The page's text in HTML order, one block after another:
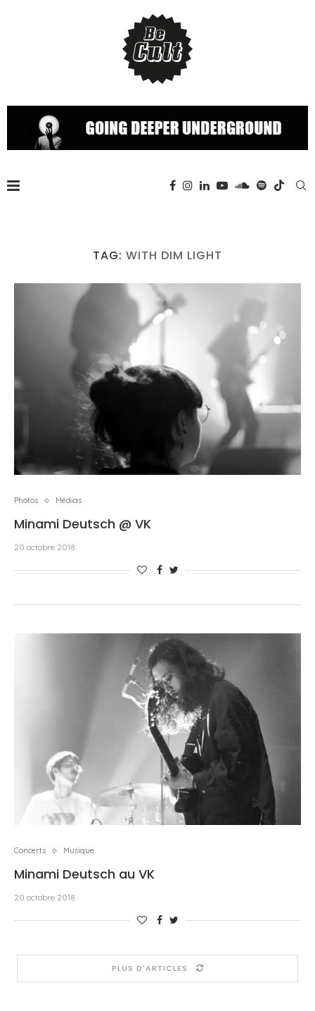
TAG: WITH DIM LIGHT
Photos Médias
Minami Deutsch @ VK
20 octobre 2018
Concerts Musique
Minami Deutsch au VK
20 octobre 2018
PLUS D'ARTICLES